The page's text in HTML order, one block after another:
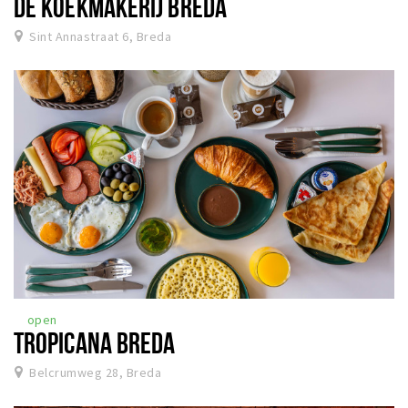
DE KOEKMAKERIJ BREDA
Sint Annastraat 6, Breda
open
TROPICANA BREDA
Belcrumweg 28, Breda